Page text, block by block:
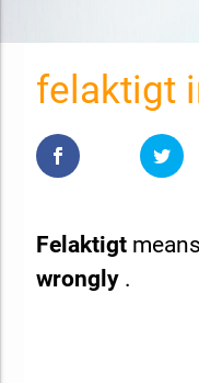
felaktigt
Felaktigt
wrongly .